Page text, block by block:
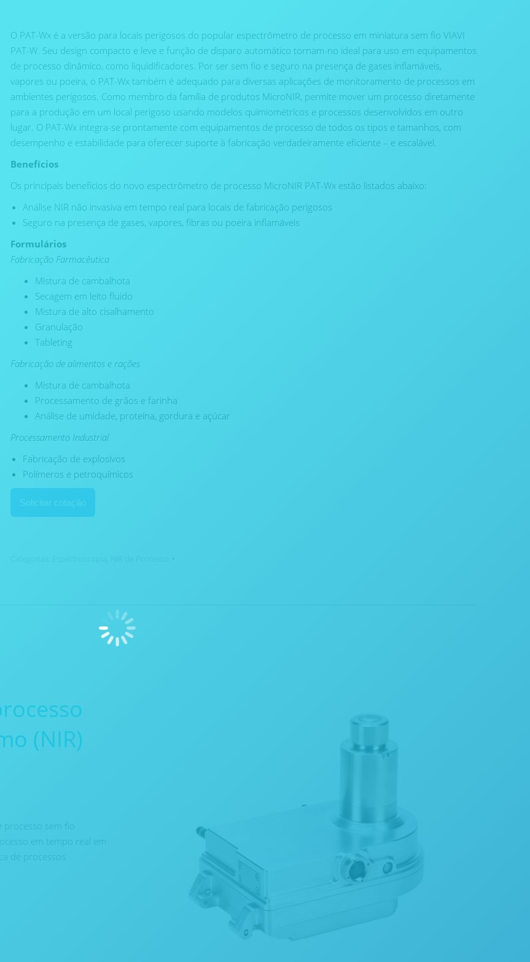
O PAT-Wx é a versão para locais perigosos do popular espectrômetro de processo em miniatura sem fio VIAVI
PAT-W. Seu design compacto e leve e função de disparo automático tornam-no ideal para uso em equipamentos
de processo dinâmico, como liquidificadores. Por ser sem fio e seguro na presença de gases inflamáveis,
vapores ou poeira, o PAT-Wx também é adequado para diversas aplicações de monitoramento de processos em
ambientes perigosos. Como membro da família de produtos MicroNIR, permite mover um processo diretamente
para a produção em um local perigoso usando modelos quimiométricos e processos desenvolvidos em outro
lugar. O PAT-Wx integra-se prontamente com equipamentos de processo de todos os tipos e tamanhos, com
desempenho e estabilidade para oferecer suporte à fabricação verdadeiramente eficiente – e escalável.
Benefícios
Os principais benefícios do novo espectrômetro de processo MicroNIR PAT-Wx estão listados abaixo:
Análise NIR não invasiva em tempo real para locais de fabricação perigosos
Seguro na presença de gases, vapores, fibras ou poeira inflamáveis
Formulários
Fabricação Farmacêutica
Mistura de cambalhota
Secagem em leito fluido
Mistura de alto cisalhamento
Granulação
Tableting
Fabricação de alimentos e rações
Mistura de cambalhota
Processamento de grãos e farinha
Análise de umidade, proteína, gordura e açúcar
Processamento Industrial
Fabricação de explosivos
Polímeros e petroquímicos
Solicitar cotação
(NIR)
processo sem fio
em tempo real em
de processos